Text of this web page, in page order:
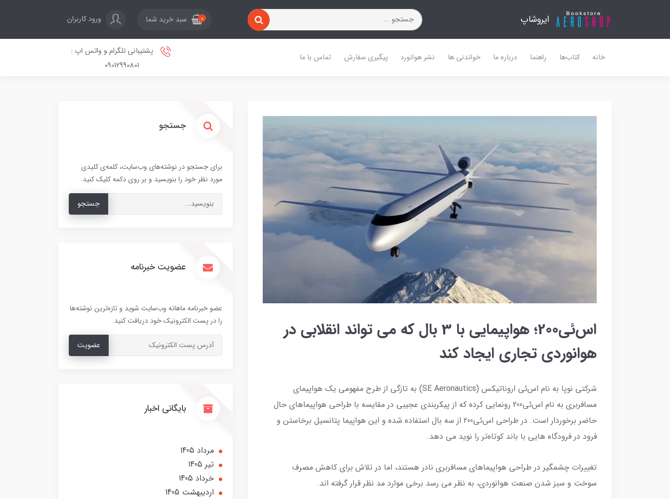
ایروشاپ 0 سبد خرید شما ورود کاربران
خانه کتاب‌ها راهنما درباره ما خواندنی ها نشر هوانورد پیگیری سفارش تماس با ما
پشتیبانی تلگرام و واتس اپ :
09012990801
اس‌ئی200؛ هواپیمایی با 3 بال که می تواند انقلابی در
هوانوردی تجاری ایجاد کند
شرکتی نوپا به نام اس‌ئی اروناتیکس (SE Aeronautics) به تازگی از طرح مفهومی یک هواپیمای
مسافربری به نام اس‌ئی200 رونمایی کرده که از پیکربندی عجیبی در مقایسه با طراحی هواپیماهای حال
حاضر برخوردار است. در طراحی اس‌ئی200 از سه بال استفاده شده و این هواپیما پتانسیل برخاستن و
فرود در فرودگاه هایی با باند کوتاه‌تر را نوید می دهد.
تغییرات چشمگیر در طراحی هواپیماهای مسافربری نادر هستند، اما در تلاش برای کاهش مصرف
سوخت و سبز شدن صنعت هوانوردی، به نظر می رسد برخی موارد مد نظر قرار گرفته اند.
جستجو
برای جستجو در نوشته‌های وب‌سایت، کلمه‌ی کلیدی
مورد نظر خود را بنویسید و بر روی دکمه کلیک کنید.
جستجو
عضویت خبرنامه
عضو خبرنامه ماهانه وب‌سایت شوید و تازه‌ترین نوشته‌ها
را در پست الکترونیک خود دریافت کنید.
عضویت
بایگانی اخبار
مرداد 1405
تير 1405
خرداد 1405
ارديبهشت 1405